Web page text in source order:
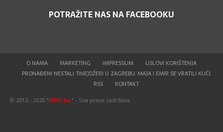
POTRAŽITE NAS NA FACEBOOKU
O NAMA MARKETING IMPRESSUM
USLOVI KORIŠTENJA
PRONAĐENI NESTALI TINEJDŽERI U ZAGREBU: MAJA I EMIR SE VRATILI KUĆI
RSS
KONTAKT
© 2012 - 2020 "NMS.ba" - Sva prava zadržana.